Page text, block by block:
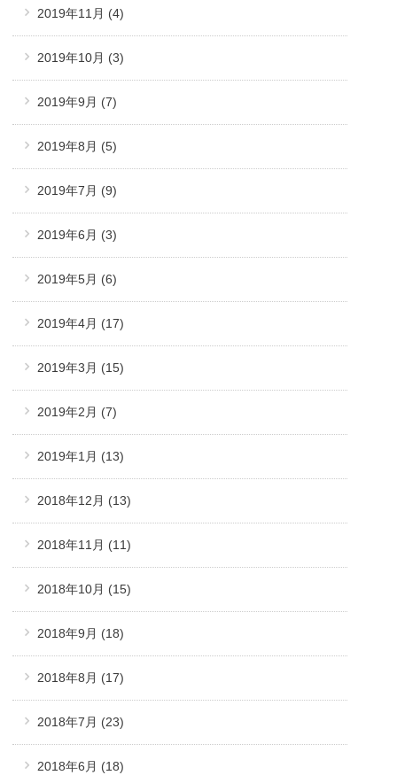
2019年11月 (4)
2019年10月 (3)
2019年9月 (7)
2019年8月 (5)
2019年7月 (9)
2019年6月 (3)
2019年5月 (6)
2019年4月 (17)
2019年3月 (15)
2019年2月 (7)
2019年1月 (13)
2018年12月 (13)
2018年11月 (11)
2018年10月 (15)
2018年9月 (18)
2018年8月 (17)
2018年7月 (23)
2018年6月 (18)